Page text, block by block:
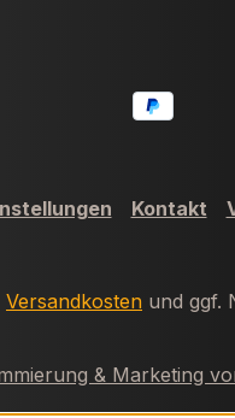
Kontakt
Versandkosten und ggf.
& Marketing